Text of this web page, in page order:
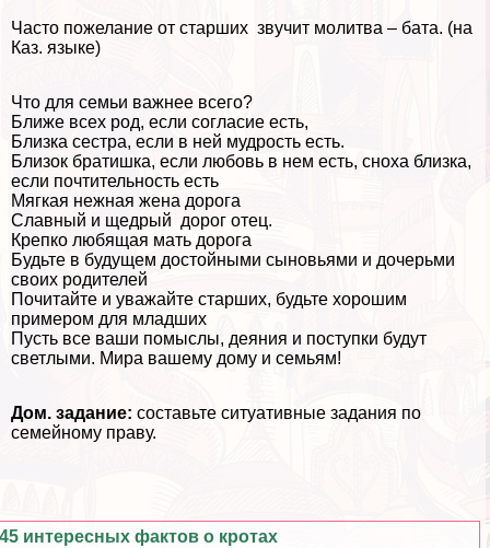
Часто пожелание от старших звучит молитва – бата. (на
Каз. языке)
Что для семьи важнее всего?
Ближе всех род, если согласие есть,
Близка сестра, если в ней мудрость есть.
Близок братишка, если любовь в нем есть, сноха близка,
если почтительность есть
Мягкая нежная жена дорога
Славный и щедрый дорог отец.
Крепко любящая мать дорога
Будьте в будущем достойными сыновьями и дочерьми
своих родителей
Почитайте и уважайте старших, будьте хорошим
примером для младших
Пусть все ваши помыслы, деяния и поступки будут
светлыми. Мира вашему дому и семьям!
Дом. задание: составьте ситуативные задания по
семейному праву.
45 интересных фактов о кротах